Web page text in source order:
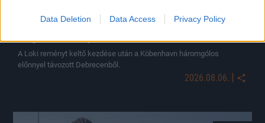
Data Deletion Data Access Privacy Policy
A Loki reményt keltő kezdése után a Köbenhavn háromgólos
előnnyel távozott Debrecenből.
2026.08.06. |